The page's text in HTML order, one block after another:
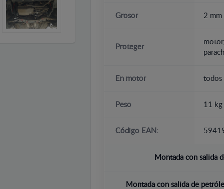
Grosor 2 mm
Proteger
En motor todos
Peso 11 kg
Código EAN:
Montada con salida
Montada con salida de